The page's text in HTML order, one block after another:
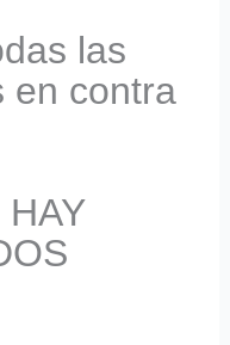
las
en contra